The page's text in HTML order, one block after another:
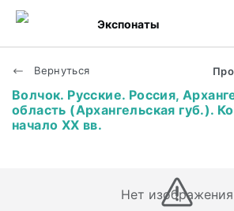
Экспонаты
Вернуться
Волчок. Русские. Россия,
область (Архангельская губ.).
начало XX вв.
Нет изображения